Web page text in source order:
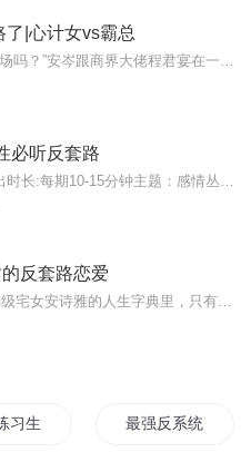
|心计女vs霸总
必听反套路
反套路恋爱
习生 最强反系统套路